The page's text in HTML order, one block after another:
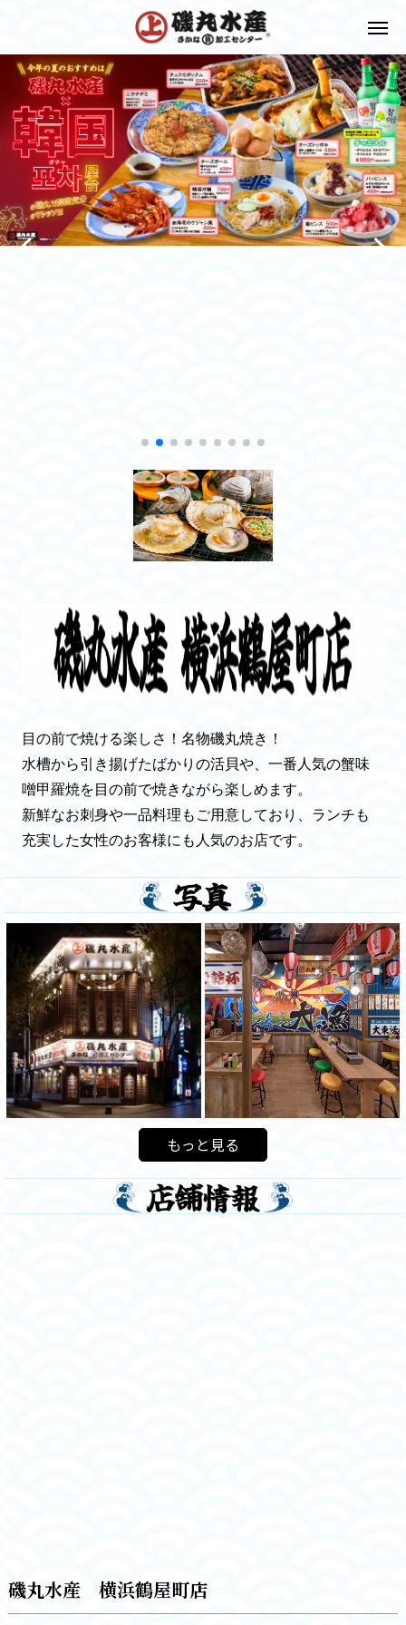
目の前で焼ける楽しさ！名物磯丸焼き！
水槽から引き揚げたばかりの活貝や、一番人気の蟹味
噌甲羅焼を目の前で焼きながら楽しめます。
新鮮なお刺身や一品料理もご用意しており、ランチも
充実した女性のお客様にも人気のお店です。
もっと見る
磯丸水産 横浜鶴屋町店